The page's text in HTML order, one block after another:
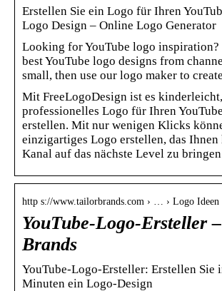
Erstellen Sie ein Logo für Ihren
Logo Design – Online Logo Generator
Looking for YouTube logo inspiration?
best YouTube logo designs from
small, then use our logo maker to
Mit FreeLogoDesign ist es
professionelles Logo für Ihren
erstellen. Mit nur wenigen Klicks
einzigartiges Logo erstellen, das
Kanal auf das nächste Level zu
http s://www.tailorbrands.com › … › Logo Ideen
YouTube-Logo-Ersteller
Brands
YouTube-Logo-Ersteller: Erstellen Sie
Minuten ein Logo-Design